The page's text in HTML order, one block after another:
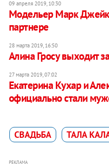
09 апреля 2019, 10:30
Модельер Марк
партнере
28 марта 2019, 16:50
Алина Гросу выходит
27 марта 2019, 07:02
Екатерина Кухар и
официально стали
СВАДЬБА ТАЛА
РЕКЛАМА